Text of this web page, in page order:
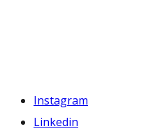
Instagram
Linkedin